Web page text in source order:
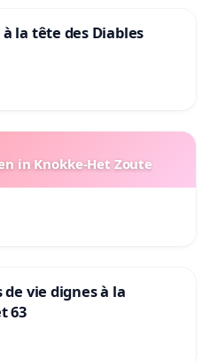
la tête des Diables
in Knokke-Het Zoute
vie dignes à la
63